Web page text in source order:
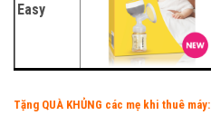
Easy
Tặng QUÀ KHỦNG các mẹ khi thuê máy: